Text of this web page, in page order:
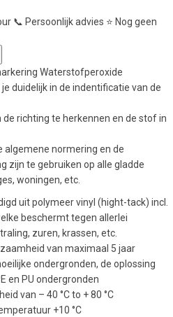
📞 Persoonlijk advies ⭐ Nog geen
Waterstofperoxide
duidelijk in de indentificatie van de
richting te herkennen en de stof in
algemene normering en de
zijn te gebruiken op alle gladde
woningen, etc.
uit polymeer vinyl (hight-tack) incl.
beschermt tegen allerlei
zuren, krassen, etc.
van maximaal 5 jaar
ondergronden, de oplossing
en PU ondergronden
van – 40 °C to + 80 °C
+10 °C